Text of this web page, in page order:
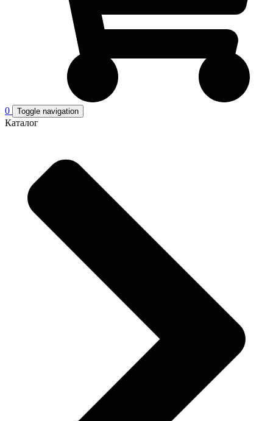
0 Toggle navigation
Каталог